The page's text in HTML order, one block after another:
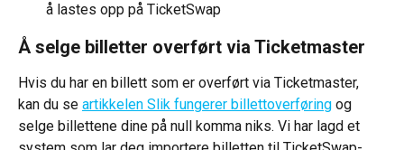
å lastes opp på TicketSwap​
Å selge billetter overført via Ticketmaster
Hvis du har en billett som er overført via Ticketmaster,
kan du se artikkelen Slik fungerer billettoverføring og
selge billettene dine på null komma niks. Vi har lagd et